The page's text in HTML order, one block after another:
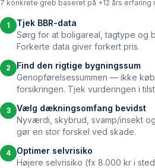
7 konkrete greb baseret på +12 års
1
Tjek BBR-data
Sørg for at boligareal, tagtype og
Forkerte data giver forkert pris.
2
Find den rigtige bygningssum
Genopførelsessummen — ikke
forsikringen. Tjek vurderingen i
3
Vælg dækningsomfang bevidst
Nyværdi, skybrud, svamp/insekt
gør en stor forskel ved skade.
4
Optimer selvrisiko
Højere selvrisiko (fx 8.000 kr i